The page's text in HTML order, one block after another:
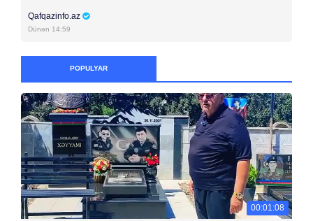
Qafqazinfo.az
Dünən 14:59
POPULYAR
00:01:08